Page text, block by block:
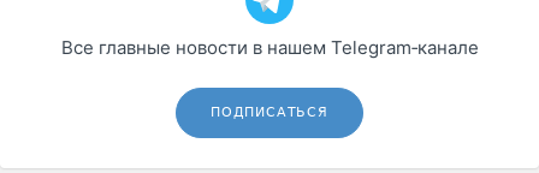
Все главные новости в нашем Telegram‑канале
ПОДПИСАТЬСЯ